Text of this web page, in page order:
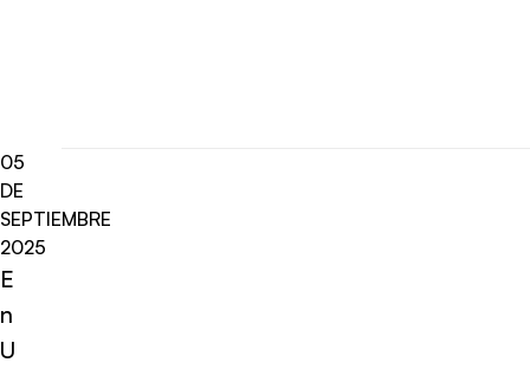
05
DE
SEPTIEMBRE
2025
E
n
U